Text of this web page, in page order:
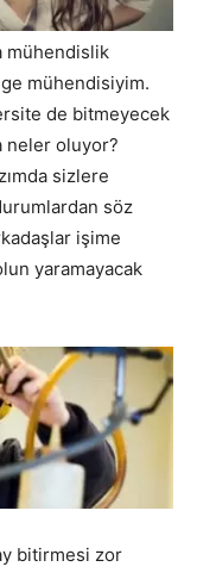
mühendislik
mühendisiyim.
de bitmeyecek
neler oluyor?
sizlere
söz
işime
yaramayacak
bitirmesi zor